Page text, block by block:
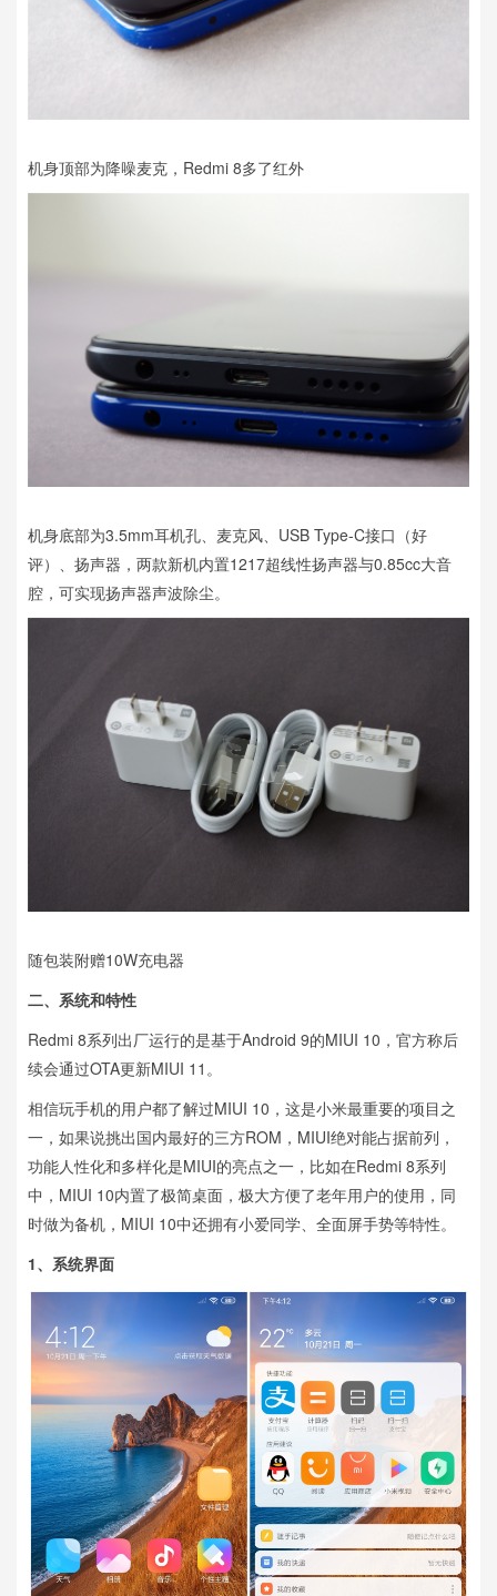
机身顶部为降噪麦克，Redmi 8多了红外
机身底部为3.5mm耳机孔、麦克风、USB Type-C接口（好
评）、扬声器，两款新机内置1217超线性扬声器与0.85cc大音
腔，可实现扬声器声波除尘。
随包装附赠10W充电器
二、 系统和特性
Redmi 8系列出厂运行的是基于Android 9的MIUI 10，官方称后
续会通过OTA更新MIUI 11。
相信玩手机的用户都了解过MIUI 10，这是小米最重要的项目之
一，如果说挑出国内最好的三方ROM，MIUI绝对能占据前列，
功能人性化和多样化是MIUI的亮点之一，比如在Redmi 8系列
中，MIUI 10内置了极简桌面，极大方便了老年用户的使用，同
时做为备机，MIUI 10中还拥有小爱同学、全面屏手势等特性。
1、 系统界面